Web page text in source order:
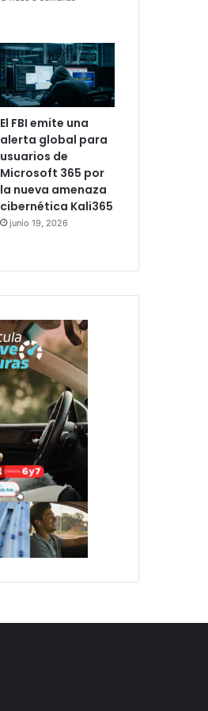
El FBI emite una
alerta global para
usuarios de
Microsoft 365 por
la nueva amenaza
cibernética Kali365
junio 19, 2026